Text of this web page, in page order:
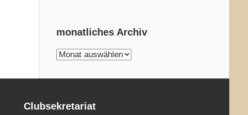
monatliches Archiv
monatliches
Clubsekretariat